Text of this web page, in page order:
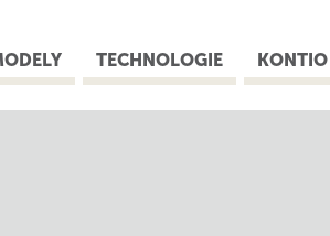
TECHNOLOGIE KONTIO